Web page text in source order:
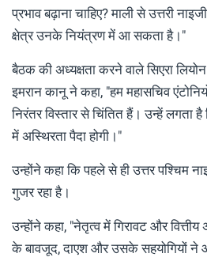
प्रभाव बढ़ाना चाहिए? माली से उत्तरी
क्षेत्र उनके नियंत्रण में आ सकता है।"
बैठक की अध्यक्षता करने वाले सिएरा
इमरान कानू ने कहा, "हम महासचिव
निरंतर विस्तार से चिंतित हैं। उन्हें लगता
में अस्थिरता पैदा होगी।"
उन्होंने कहा कि पहले से ही उत्तर पश्चिम
गुजर रहा है।
उन्होंने कहा, "नेतृत्व में गिरावट और
के बावजूद, दाएश और उसके सहयोगियों